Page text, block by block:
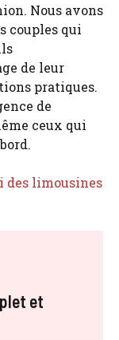
Nous avons
couples qui
de leur
pratiques.
de
ceux qui
des limousines
et